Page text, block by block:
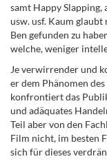
samt Happy
usw. usf. Kaum glaubt
Ben gefunden zu
welche, weniger
Je verwirrender und
er dem Phänomen
konfrontiert das
und adäquates
Teil aber von den
Film nicht, im besten
sich für dieses